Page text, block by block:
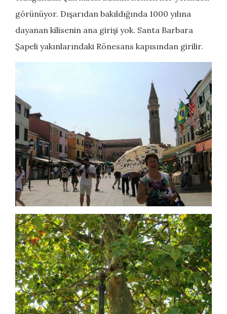
görünüyor. Dışarıdan bakıldığında 1000 yılına
dayanan kilisenin ana girişi yok. Santa Barbara
Şapeli yakınlarındaki Rönesans kapısından girilir.